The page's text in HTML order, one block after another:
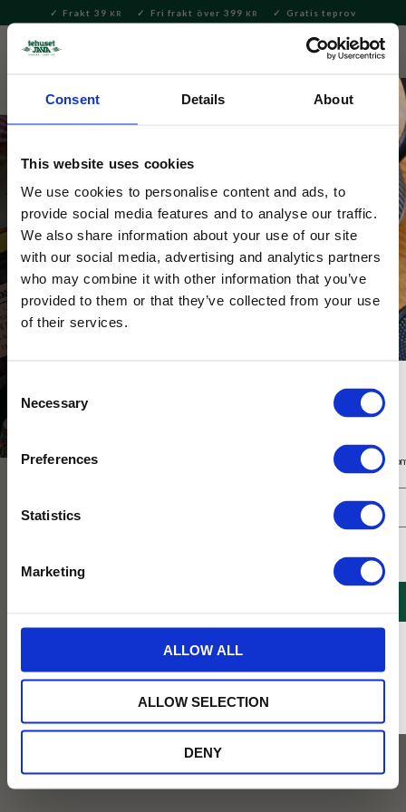
Consent Details About
This website uses cookies
We use cookies to personalise content and ads, to
provide social media features and to analyse our traffic.
We also share information about your use of our site
with our social media, advertising and analytics partners
who may combine it with other information that you’ve
provided to them or that they’ve collected from your use
of their services.
Selection
Necessary
Preferences
Statistics
Marketing
ALLOW ALL
ALLOW SELECTION
DENY
Meny
Frakt 39 KR Fri frakt över 399 KR Gratis teprov
Smaksatt te
Få 10% rabatt på ditt första köp på nätet och ta del av erbjudanden året
* Rabatten gäller endast online på Tehusetjava.se. Rabatten fungerar endast på